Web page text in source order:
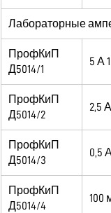
Лабораторные
ПрофКиП
Д5014/1
5 А
ПрофКиП
Д5014/2
2,5
ПрофКиП
Д5014/3
0,5
ПрофКиП
Д5014/4
100